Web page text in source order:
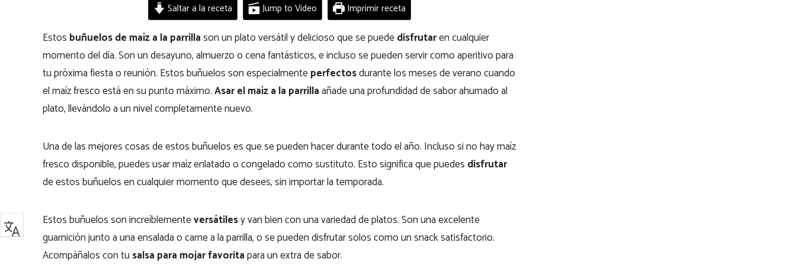
Saltar a la receta Jump to Video Imprimir receta
Estos buñuelos de maíz a la parrillason un plato versátil y delicioso que se puededisfrutaren cualquier
momento del día. Son un desayuno, almuerzo o cena fantásticos, e incluso se pueden servir como aperitivo para
tu próxima fiesta o reunión. Estos buñuelos son especialmenteperfectosdurante los meses de verano cuando
el maíz fresco está en su punto máximo.Asar el maíz a la parrillaañade una profundidad de sabor ahumado al
plato, llevándolo a un nivel completamente nuevo.
Una de las mejores cosas de estos buñuelos es que se pueden hacer durante todo el año. Incluso si no hay maíz
fresco disponible, puedes usar maíz enlatado o congelado como sustituto. Esto significa que puedes disfrutar
de estos buñuelos en cualquier momento que desees, sin importar la temporada.
Estos buñuelos son increíblementeversátilesy van bien con una variedad de platos. Son una excelente
guarnición junto a una ensalada o carne a la parrilla, o se pueden disfrutar solos como un snack satisfactorio.
Acompáñalos con tu salsa para mojar favoritapara un extra de sabor.